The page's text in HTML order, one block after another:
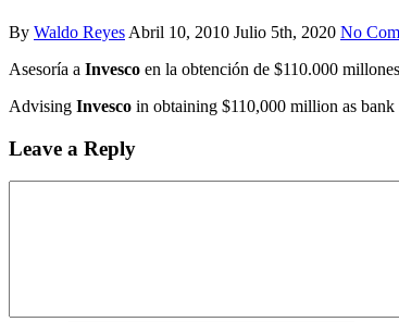
By Waldo Reyes Abril 10, 2010 Julio 5th, 2020 No
Asesoría a Invesco en la obtención de $110.000
Advising Invesco in obtaining $110,000 million as
Leave a Reply